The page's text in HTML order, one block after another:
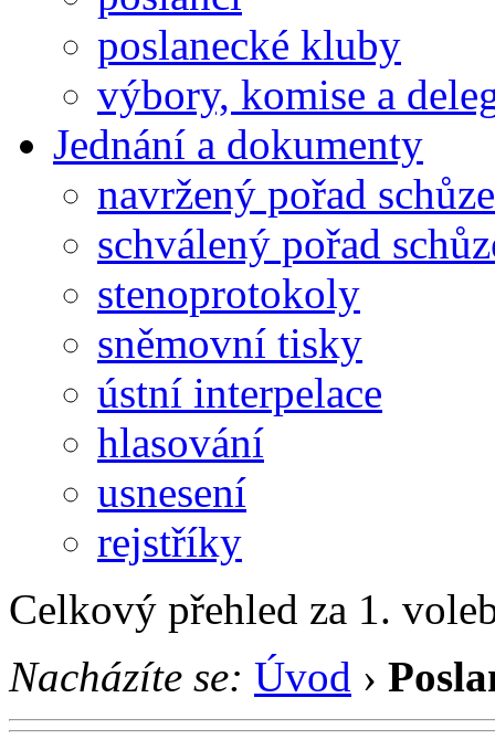
poslanecké kluby
výbory, komise a
Jednání a dokumenty
navržený pořad schůze
schválený pořad
stenoprotokoly
sněmovní tisky
ústní interpelace
hlasování
usnesení
rejstříky
Celkový přehled za 1.
Nacházíte se: Úvod ›